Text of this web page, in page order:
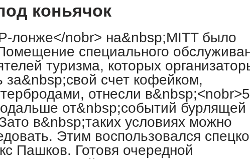
коньячок
лонже</nobr> на&nbsp;MITT было
специального
туризма, которых
за&nbsp;свой счет кофейком,
отнесли
от&nbsp;событий бурлящей
в&nbsp;таких условиях можно
Этим воспользовался
Пашков. Готовя очередной